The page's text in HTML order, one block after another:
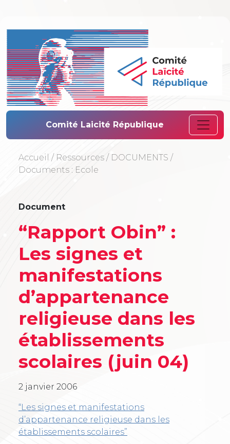
Comité Laïcité
Comité Laicité République
Accueil / Ressources / DOCUMENTS /
Documents : Ecole
Document
“Rapport Obin” :
Les signes et
manifestations
d’appartenance
religieuse dans les
établissements
scolaires (juin 04)
2 janvier 2006
“Les signes et manifestations
d’appartenance religieuse dans les
établissements scolaires”